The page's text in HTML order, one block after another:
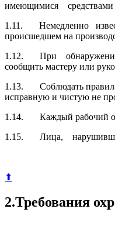
имеющимися
1.11. Немедленно
происшедшем на
1.12. При обнаружении
сообщить мастеру или
1.13. Соблюдать правила
исправную и чистую не
1.14. Каждый рабочий
1.15. Лица, нарушившие
⬆
2.Требования